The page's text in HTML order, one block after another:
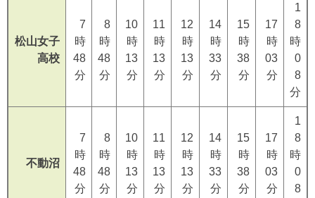
松山女子
高校
7
時
48
分
8
時
48
分
10
時
13
分
11
時
13
分
12
時
13
分
14
時
33
分
15
時
38
分
17
時
03
分
1
8
時
0
8
分
不動沼
7
時
48
分
8
時
48
分
10
時
13
分
11
時
13
分
12
時
13
分
14
時
33
分
15
時
38
分
17
時
03
分
1
8
時
0
8